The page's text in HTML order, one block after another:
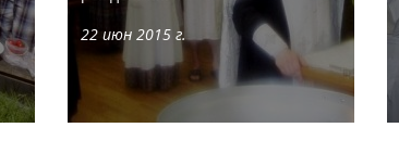
22 июн 2015 г.